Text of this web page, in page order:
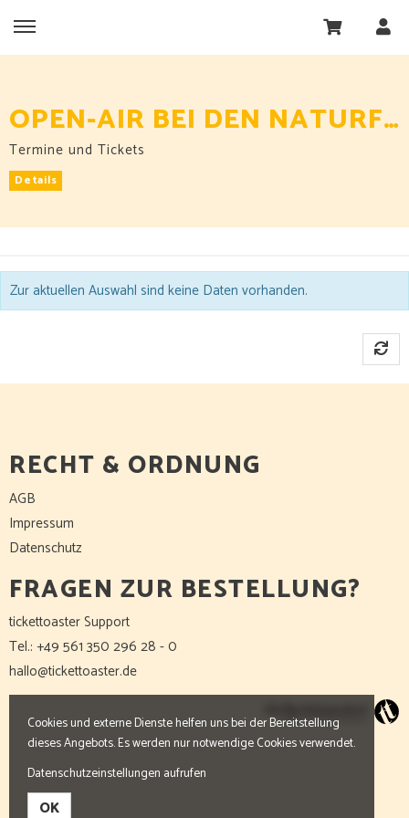
OPEN-AIR BEI DEN NATURFREUNDEN
Termine und Tickets
Details
Zur aktuellen Auswahl sind keine Daten vorhanden.
RECHT & ORDNUNG
AGB
Impressum
Datenschutz
FRAGEN ZUR BESTELLUNG?
tickettoaster Support
Tel.: +49 561 350 296 28 - 0
hallo@tickettoaster.de
Cookies und externe Dienste helfen uns bei der Bereitstellung
dieses Angebots. Es werden nur notwendige Cookies verwendet.
Datenschutzeinstellungen aufrufen
OK